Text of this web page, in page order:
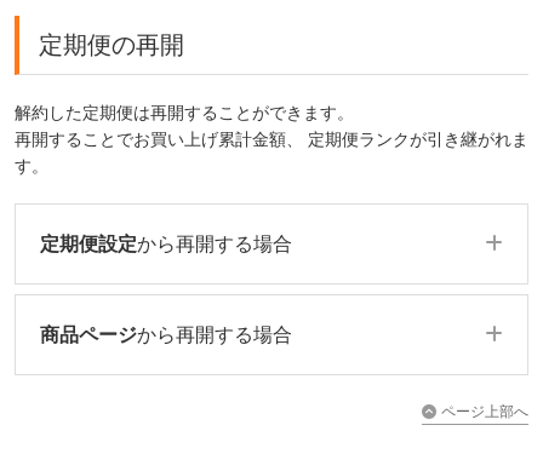
定期便の再開
解約した定期便は再開することができます。
再開することでお買い上げ累計金額、 定期便ランクが引き継がれま
す。
定期便設定から再開する場合
商品ページから再開する場合
ページ上部へ